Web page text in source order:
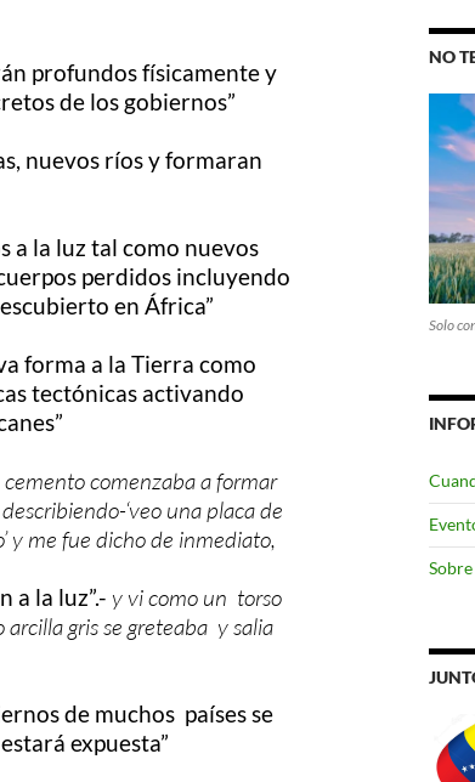
profundos físicamente y
de los gobiernos”
nuevos ríos y formaran
a la luz tal como nuevos
perdidos incluyendo
en África”
forma a la Tierra como
tectónicas activando
comenzaba a formar
‘veo una placa de
y me fue dicho de inmediato,
a la luz”.- y vi como un torso
gris se greteaba y salia
de muchos países se
expuesta”
NO
Solo